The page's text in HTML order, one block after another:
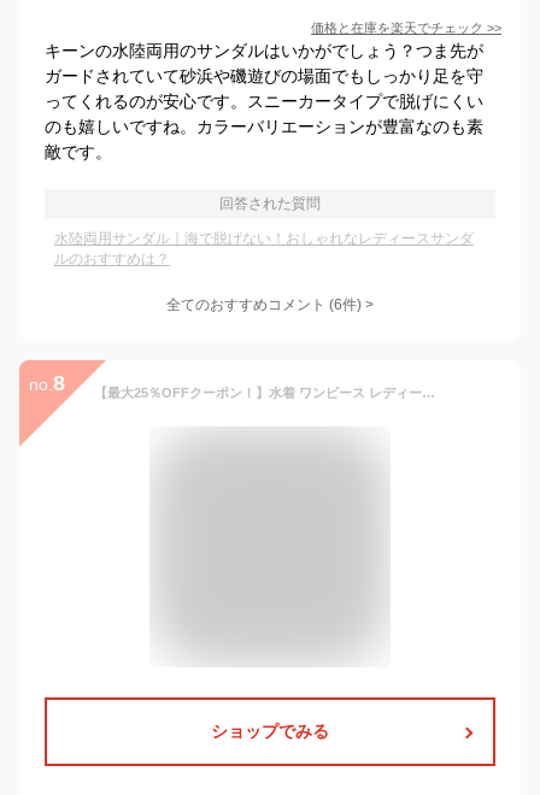
価格と在庫を楽天でチェック >>
キーンの水陸両用のサンダルはいかがでしょう？つま先が
ガードされていて砂浜や磯遊びの場面でもしっかり足を守
ってくれるのが安心です。スニーカータイプで脱げにくい
のも嬉しいですね。カラーバリエーションが豊富なのも素
敵です。
回答された質問
水陸両用サンダル｜海で脱げない！おしゃれなレディースサンダ
ルのおすすめは？
全てのおすすめコメント (6件) >
no. 8 【最大25％OFFクーポン！】水着 ワンピース レディース オールインワン ハイネック 体型カバー水着 ママ水着 20代 30代 40代 ぽっちゃり オトナ女子 大きいサイズ フリル フレアスカート 可愛い お洒落 チェック エレガント セクシー お腹 お尻 太もも
ショップでみる